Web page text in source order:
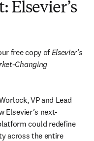
Elsevier’s
free copy of Elsevier’s
Changing
VP and Lead
window
Elsevier’s next-
could redefine
across the entire